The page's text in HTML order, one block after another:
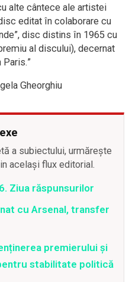
alte cântece ale artistei
editat în colaborare cu
disc distins în 1965 cu
al discului), decernat
Paris.”
Gheorghiu
a subiectului, urmărește
același flux editorial.
Ziua răspunsurilor
cu Arsenal, transfer
premierului și
stabilitate politică